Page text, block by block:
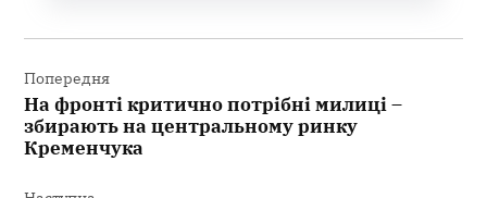
записів
Попередня
На фронті критично потрібні милиці –
збирають на центральному ринку
Кременчука